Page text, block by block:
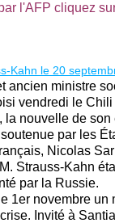
l'AFP cliquez
ancien ministre
vendredi le
nouvelle de son
par les
Nicolas
Strauss-Kahn
par la Russie.
1er novembre un
Invité à